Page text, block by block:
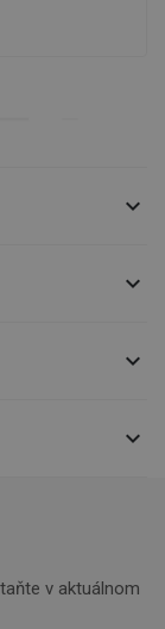




v aktuálnom